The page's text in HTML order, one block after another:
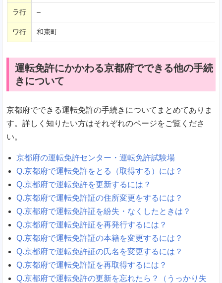
ラ行 –
ワ行 和束町
運転免許にかかわる京都府でできる他の手続
きについて
京都府でできる運転免許の手続きについてまとめてありま
す。詳しく知りたい方はそれぞれのページをご覧くださ
い。
京都府の運転免許センター・運転免許試験場
Q.京都府で運転免許をとる（取得する）には？
Q.京都府で運転免許を更新するには？
Q.京都府で運転免許証の住所変更をするには？
Q.京都府で運転免許証を紛失・なくしたときは？
Q.京都府で運転免許証を再発行するには？
Q.京都府で運転免許証の本籍を変更するには？
Q.京都府で運転免許証の氏名を変更するには？
Q.京都府で運転免許証を再取得するには？
Q.京都府で運転免許の更新を忘れたら？（うっかり失